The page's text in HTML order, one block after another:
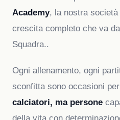
Academy, la nostra
crescita completo che va
Squadra..
Ogni allenamento, ogni
sconfitta sono occasioni per
calciatori, ma persone